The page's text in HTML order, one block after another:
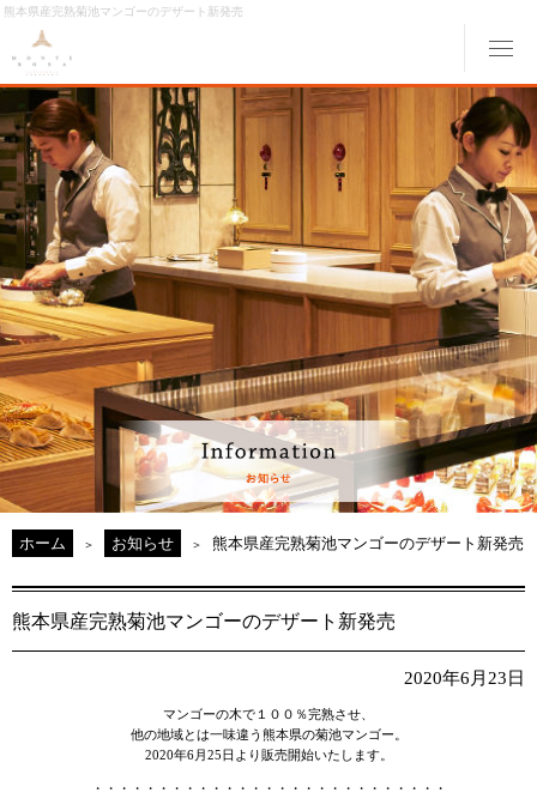
熊本県産完熟菊池マンゴーのデザート新発売
ABOUT MONTE ROSAモンテローザについて
MENUメニュー
ORIGINAL ORDER オリジナルオーダー
GALLERY ギャラリー
ACCESS 交通アクセス
MONTE ROSA Online Shopオンライン ショップ
CAKE RESERVEケーキWeb予約
ホーム お知らせ 熊本県産完熟菊池マンゴーのデザート新発売
熊本県産完熟菊池マンゴーのデザート新発売
2020年6月23日
マンゴーの木で１００％完熟させ、
他の地域とは一味違う熊本県の菊池マンゴー。
2020年6月25日より販売開始いたします。
・・・・・・・・・・・・・・・・・・・・・・・・・・・